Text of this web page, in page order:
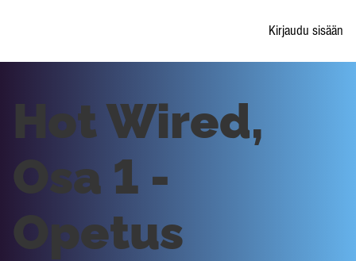
Kirjaudu sisään
Hot Wired,
Osa 1 -
Opetus